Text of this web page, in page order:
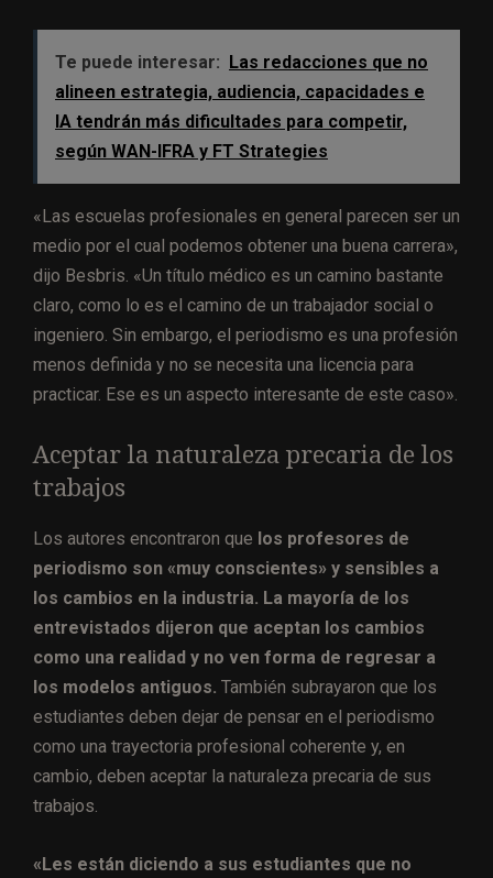
Te puede interesar:
Las redacciones que no
alineen estrategia, audiencia, capacidades e
IA tendrán más dificultades para competir,
según WAN-IFRA y FT Strategies
«Las escuelas profesionales en general parecen ser un
medio por el cual podemos obtener una buena carrera»,
dijo Besbris. «Un título médico es un camino bastante
claro, como lo es el camino de un trabajador social o
ingeniero. Sin embargo, el periodismo es una profesión
menos definida y no se necesita una licencia para
practicar. Ese es un aspecto interesante de este caso».
Aceptar la naturaleza precaria de los
trabajos
Los autores encontraron que los profesores de
periodismo son «muy conscientes» y sensibles a
los cambios en la industria. La mayoría de los
entrevistados dijeron que aceptan los cambios
como una realidad y no ven forma de regresar a
los modelos antiguos. También subrayaron que los
estudiantes deben dejar de pensar en el periodismo
como una trayectoria profesional coherente y, en
cambio, deben aceptar la naturaleza precaria de sus
trabajos.
«Les están diciendo a sus estudiantes que no